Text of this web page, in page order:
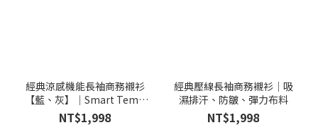
經典涼感機能長袖商務襯衫
【藍、灰】│Smart Temp
擬態科技│動態涼感控溫、
吸濕排汗、防皺、除臭、彈
NT$1,998
經典壓線長袖商務襯衫│吸
濕排汗、防皺、彈力布料
NT$1,998